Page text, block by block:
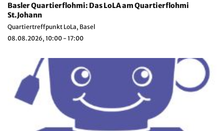
Basler Quartierflohmi: Das LoLA am Quartierflohmi
St.Johann
Quartiertreffpunkt LoLa, Basel
08.08.2026, 10:00 - 17:00